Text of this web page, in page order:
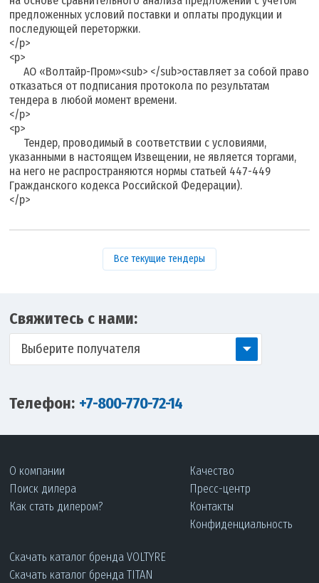
предложенных условий поставки и оплаты продукции и
последующей переторжки.
</p>
<p>
АО «Волтайр-Пром»<sub> </sub>оставляет за собой право
отказаться от подписания протокола по результатам
тендера в любой момент времени.
</p>
<p>
Тендер, проводимый в соответствии с условиями,
указанными в настоящем Извещении, не является торгами,
на него не распространяются нормы статьей 447-449
Гражданского кодекса Российской Федерации).
</p>
Все текущие тендеры
Свяжитесь с нами:
Выберите получателя
Телефон: +7-800-770-72-14
О компании
Поиск дилера
Как стать дилером?
Качество
Пресс-центр
Контакты
Конфиденциальность
Скачать каталог бренда VOLTYRE
Скачать каталог бренда TITAN